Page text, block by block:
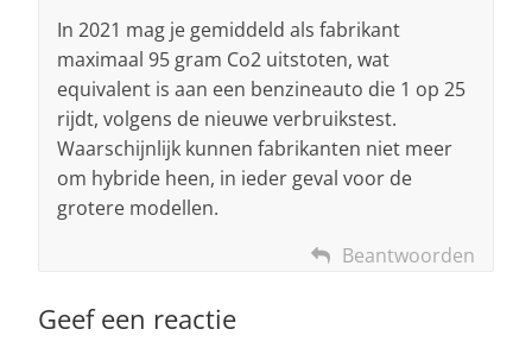
In 2021 mag je gemiddeld als fabrikant
maximaal 95 gram Co2 uitstoten, wat
equivalent is aan een benzineauto die 1 op 25
rijdt, volgens de nieuwe verbruikstest.
Waarschijnlijk kunnen fabrikanten niet meer
om hybride heen, in ieder geval voor de
grotere modellen.
Beantwoorden
Geef een reactie